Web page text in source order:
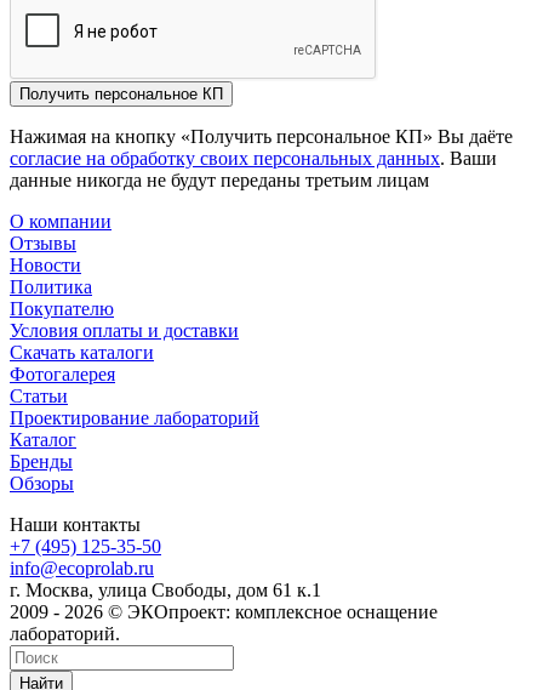
Получить персональное КП
Нажимая на кнопку «Получить персональное КП» Вы даёте
согласие на обработку своих персональных данных. Ваши
данные никогда не будут переданы третьим лицам
О компании
Отзывы
Новости
Политика
Покупателю
Условия оплаты и доставки
Скачать каталоги
Фотогалерея
Статьи
Проектирование лабораторий
Каталог
Бренды
Обзоры
Наши контакты
+7 (495) 125-35-50
info@ecoprolab.ru
г. Москва, улица Свободы, дом 61 к.1
2009 - 2026 © ЭКОпроект: комплексное оснащение
лабораторий.
Найти